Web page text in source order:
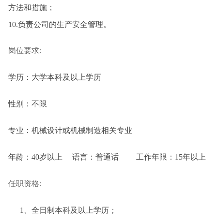
方法和措施；
10.负责公司的生产安全管理。
岗位要求:
学历：大学本科及以上学历
性别：不限
专业：机械设计或机械制造相关专业
年龄：40岁以上 语言：普通话 工作年限：15年以上
任职资格:
1、 全日制本科及以上学历；